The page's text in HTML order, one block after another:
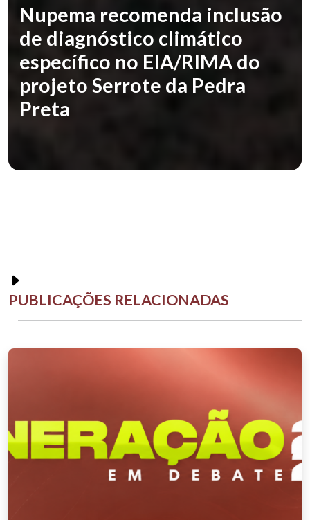
Nupema recomenda inclusão
de diagnóstico climático
específico no EIA/RIMA do
projeto Serrote da Pedra
Preta
PUBLICAÇÕES RELACIONADAS